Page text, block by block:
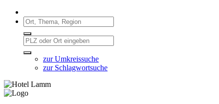
zur Umkreissuche
zur Schlagwortsuche